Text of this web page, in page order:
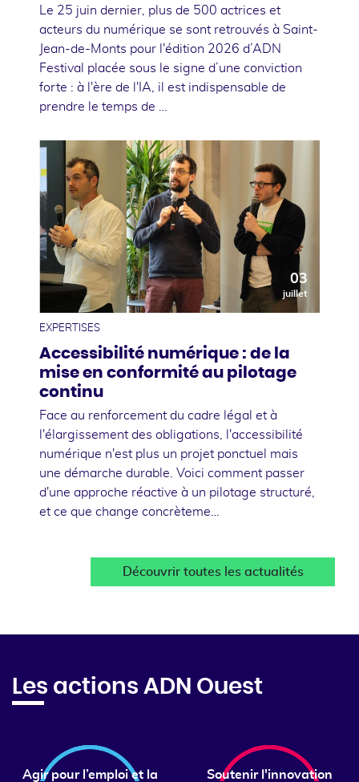
Le 25 juin dernier, plus de 500 actrices et
acteurs du numérique se sont retrouvés à Saint-
Jean-de-Monts pour l'édition 2026 d’ADN
Festival placée sous le signe d’une conviction
forte : à l'ère de l'IA, il est indispensable de
prendre le temps de …
03
juillet
EXPERTISES
Accessibilité numérique : de la
mise en conformité au pilotage
continu
Face au renforcement du cadre légal et à
l'élargissement des obligations, l'accessibilité
numérique n'est plus un projet ponctuel mais
une démarche durable. Voici comment passer
d'une approche réactive à un pilotage structuré,
et ce que change concrèteme…
Découvrir toutes les actualités
Les actions ADN Ouest
Agir pour l’emploi et la
Soutenir l'innovation